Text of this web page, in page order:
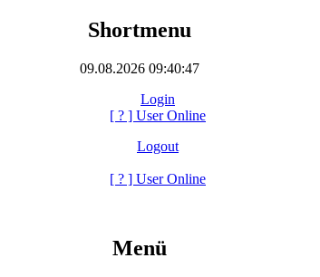
Shortmenu
09.08.2026 09:40:47
Login
[ ? ] User Online
Logout
[ ? ] User Online
Menü